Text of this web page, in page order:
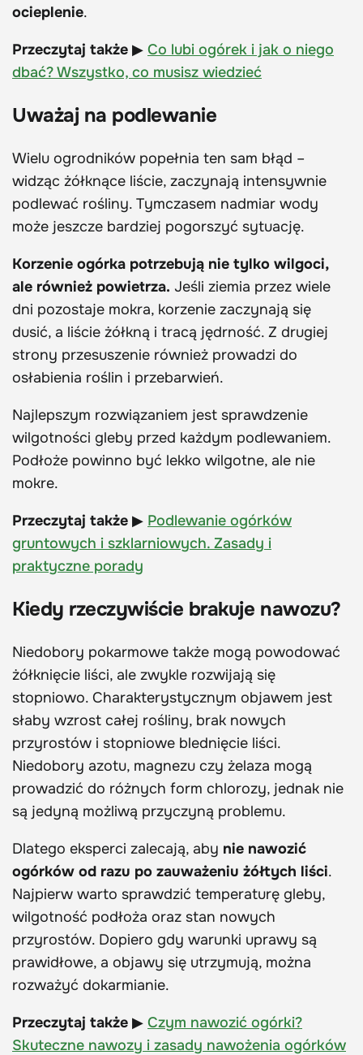
ocieplenie.
Przeczytaj także ▶ Co lubi ogórek i jak o niego
dbać? Wszystko, co musisz wiedzieć
Uważaj na podlewanie
Wielu ogrodników popełnia ten sam błąd –
widząc żółknące liście, zaczynają intensywnie
podlewać rośliny. Tymczasem nadmiar wody
może jeszcze bardziej pogorszyć sytuację.
Korzenie ogórka potrzebują nie tylko wilgoci,
ale również powietrza. Jeśli ziemia przez wiele
dni pozostaje mokra, korzenie zaczynają się
dusić, a liście żółkną i tracą jędrność. Z drugiej
strony przesuszenie również prowadzi do
osłabienia roślin i przebarwień.
Najlepszym rozwiązaniem jest sprawdzenie
wilgotności gleby przed każdym podlewaniem.
Podłoże powinno być lekko wilgotne, ale nie
mokre.
Przeczytaj także ▶ Podlewanie ogórków
gruntowych i szklarniowych. Zasady i
praktyczne porady
Kiedy rzeczywiście brakuje nawozu?
Niedobory pokarmowe także mogą powodować
żółknięcie liści, ale zwykle rozwijają się
stopniowo. Charakterystycznym objawem jest
słaby wzrost całej rośliny, brak nowych
przyrostów i stopniowe blednięcie liści.
Niedobory azotu, magnezu czy żelaza mogą
prowadzić do różnych form chlorozy, jednak nie
są jedyną możliwą przyczyną problemu.
Dlatego eksperci zalecają, aby nie nawozić
ogórków od razu po zauważeniu żółtych liści.
Najpierw warto sprawdzić temperaturę gleby,
wilgotność podłoża oraz stan nowych
przyrostów. Dopiero gdy warunki uprawy są
prawidłowe, a objawy się utrzymują, można
rozważyć dokarmianie.
Przeczytaj także ▶ Czym nawozić ogórki?
Skuteczne nawozy i zasady nawożenia ogórków